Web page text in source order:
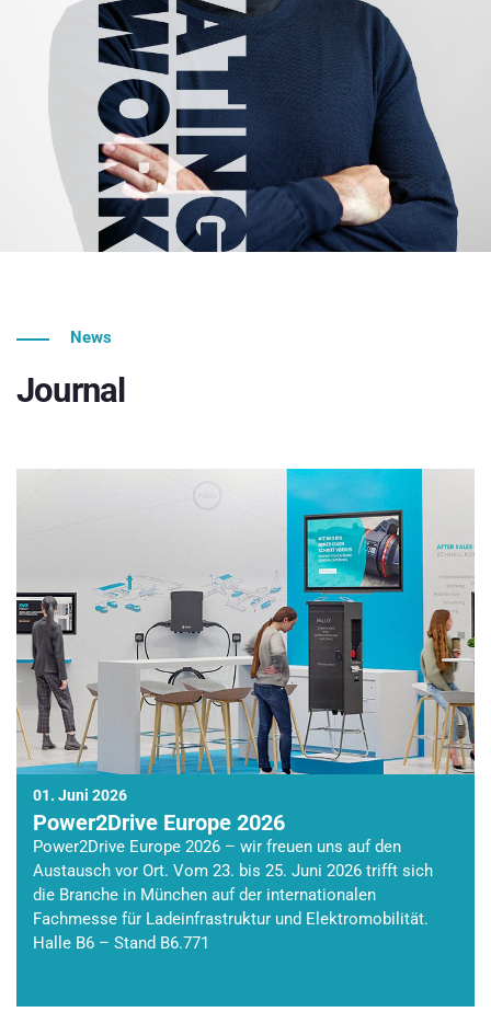
News
Journal
01. Juni 2026
Power2Drive Europe 2026
Power2Drive Europe 2026 – wir freuen uns auf den
Austausch vor Ort. Vom 23. bis 25. Juni 2026 trifft sich
die Branche in München auf der internationalen
Fachmesse für Ladeinfrastruktur und Elektromobilität.
Halle B6 – Stand B6.771